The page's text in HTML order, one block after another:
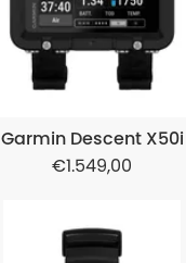
Garmin Descent X50i
1.549,00